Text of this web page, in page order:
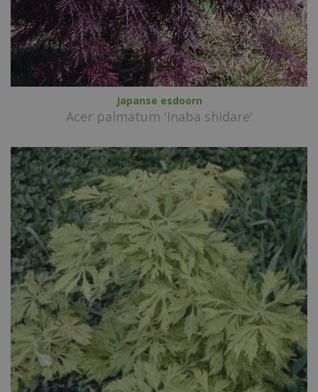
Japanse esdoorn
Acer palmatum 'Inaba shidare'